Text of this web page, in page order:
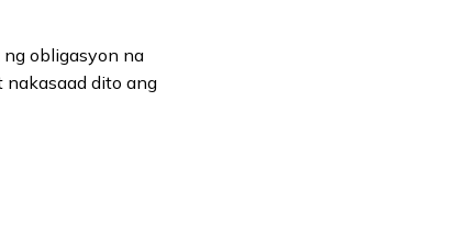
obligasyon na
nakasaad dito ang